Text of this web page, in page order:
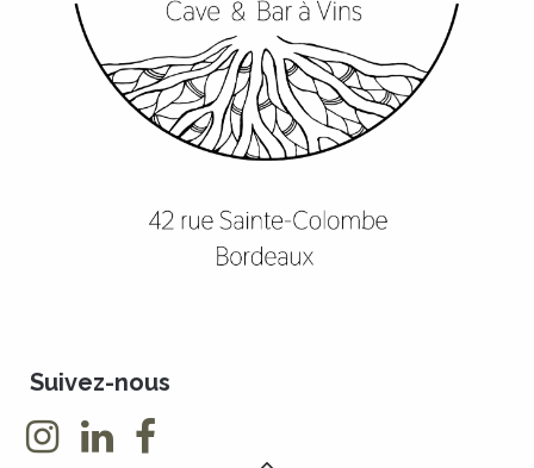
Suivez-nous